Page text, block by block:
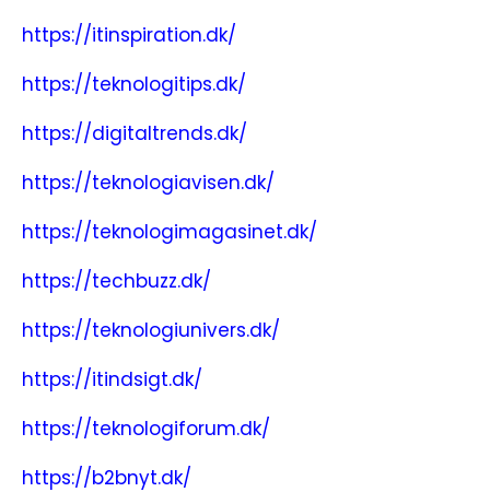
https://itinspiration.dk/
https://teknologitips.dk/
https://digitaltrends.dk/
https://teknologiavisen.dk/
https://teknologimagasinet.dk/
https://techbuzz.dk/
https://teknologiunivers.dk/
https://itindsigt.dk/
https://teknologiforum.dk/
https://b2bnyt.dk/